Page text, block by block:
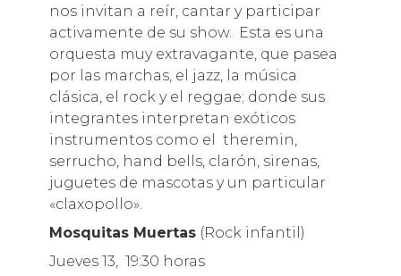
nos invitan a reír, cantar y participar
activamente de su show. Esta es una
orquesta muy extravagante, que pasea
por las marchas, el jazz, la música
clásica, el rock y el reggae; donde sus
integrantes interpretan exóticos
instrumentos como el theremin,
serrucho, hand bells, clarón, sirenas,
juguetes de mascotas y un particular
«claxopollo».
Mosquitas Muertas(Rock infantil)
Jueves 13, 19:30 horas